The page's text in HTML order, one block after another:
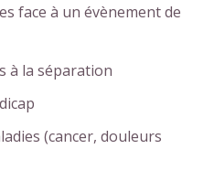
face à un évènement de
à la séparation
(cancer, douleurs